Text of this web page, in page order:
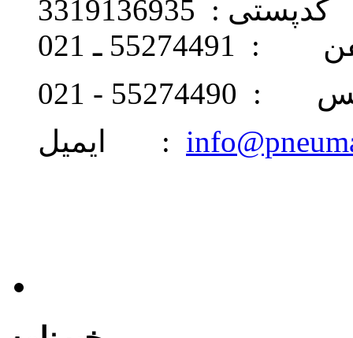
کدپستی : 3319136935
55274491 ـ 021
- 021
ایمیل :